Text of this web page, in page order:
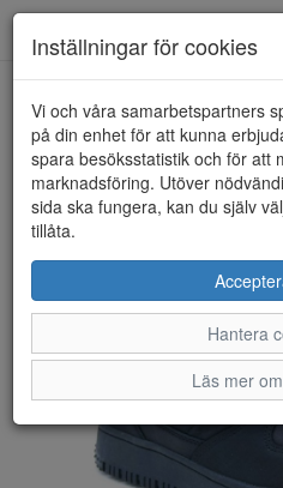
HEM LEAF
Inställningar för cookies
Vi och våra samarbetspartners
på din enhet för att kunna
spara besöksstatistik och för att
marknadsföring. Utöver
sida ska fungera, kan du själv
tillåta.
Hantera
Läs mer